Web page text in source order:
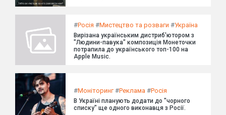
#Росія #Мистецтво та розваги #Україна
Вирізана українським дистриб'ютором з
"Людини-павука" композиція Монеточки
потрапила до українського топ-100 на
Apple Music.
#Моніторинг#Реклама #Росія
В Україні планують додати до "чорного
списку" ще одного виконавця з Росії.